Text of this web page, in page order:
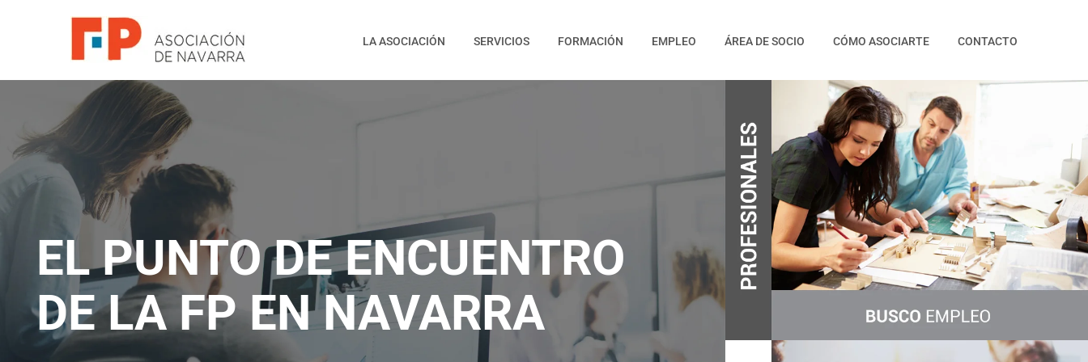
LA ASOCIACIÓN SERVICIOS FORMACIÓN EMPLEO ÁREA DE SOCIO CÓMO ASOCIARTE CONTACTO
EL PUNTO DE ENCUENTRO
DE LA FP EN NAVARRA